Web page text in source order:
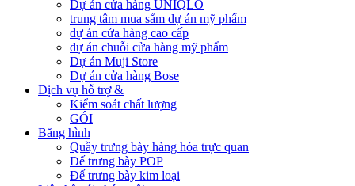
Dự án cửa hàng UNIQLO
trung tâm mua sắm dự án mỹ phẩm
dự án cửa hàng cao cấp
dự án chuỗi cửa hàng mỹ phẩm
Dự án Muji Store
Dự án cửa hàng Bose
Dịch vụ hỗ trợ &
Kiểm soát chất lượng
GÓI
Băng hình
Quầy trưng bày hàng hóa trực quan
Đế trưng bày POP
Đế trưng bày kim loại